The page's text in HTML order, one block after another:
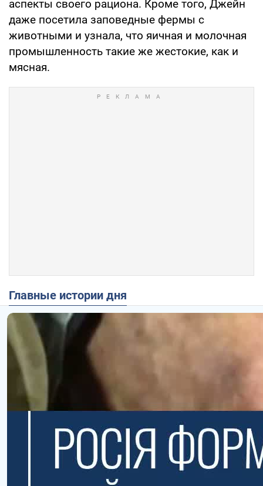
аспекты своего рациона. Кроме того, Джейн
даже посетила заповедные фермы с
животными и узнала, что яичная и молочная
промышленность такие же жестокие, как и
мясная.
Главные истории дня